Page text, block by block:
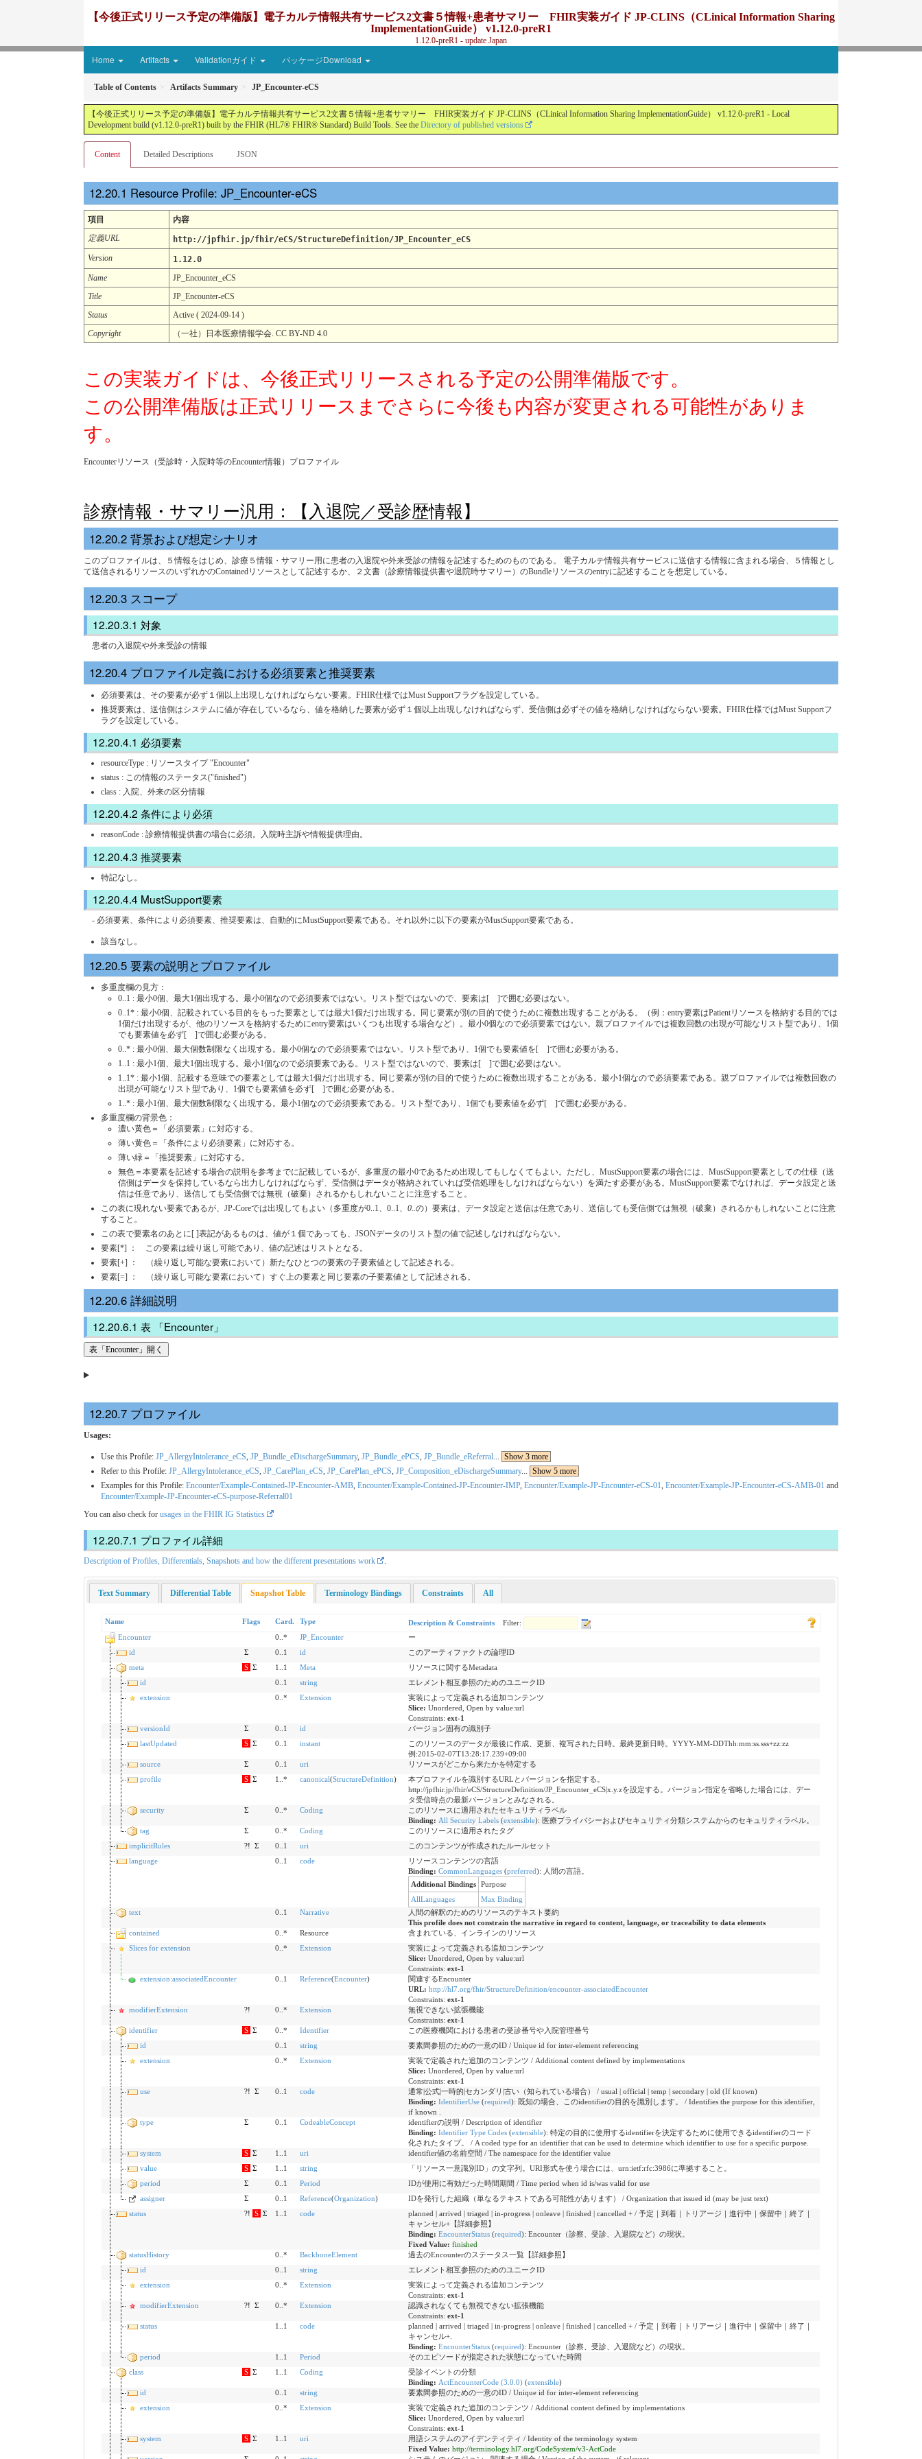
【今後正式リリース予定の準備版】電子カルテ情報共有サービス2文書５情報+患者サマリー FHIR実装ガイド JP-CLINS（CLinical Information Sharing
ImplementationGuide） v1.12.0-preR1
1.12.0-preR1 - update Japan
Home Artifacts Validationガイド パッケージDownload
Table of Contents Artifacts Summary JP_Encounter-eCS
【今後正式リリース予定の準備版】電子カルテ情報共有サービス2文書５情報+患者サマリー FHIR実装ガイド JP-CLINS（CLinical Information Sharing ImplementationGuide） v1.12.0-preR1 - Local
Development build (v1.12.0-preR1) built by the FHIR (HL7® FHIR® Standard) Build Tools. See the Directory of published versions
Content Detailed Descriptions JSON
Resource Profile: JP_Encounter-eCS
項目
内容
定義URL
http://jpfhir.jp/fhir/eCS/StructureDefinition/JP_Encounter_eCS
Version
1.12.0
Name
JP_Encounter_eCS
Title
JP_Encounter-eCS
Status
Active ( 2024-09-14 )
Copyright
（一社）日本医療情報学会. CC BY-ND 4.0
この実装ガイドは、今後正式リリースされる予定の公開準備版です。
この公開準備版は正式リリースまでさらに今後も内容が変更される可能性がありま
す。
Encounterリソース（受診時・入院時等のEncounter情報）プロファイル
診療情報・サマリー汎用：【入退院／受診歴情報】
背景および想定シナリオ
このプロファイルは、５情報をはじめ、診療５情報・サマリー用に患者の入退院や外来受診の情報を記述するためのものである。 電子カルテ情報共有サービスに送信する情報に含まれる場合、５情報とし
て送信されるリソースのいずれかのContainedリソースとして記述するか、２文書（診療情報提供書や退院時サマリー）のBundleリソースのentryに記述することを想定している。
スコープ
対象
患者の入退院や外来受診の情報
プロファイル定義における必須要素と推奨要素
必須要素は、その要素が必ず１個以上出現しなければならない要素。FHIR仕様ではMust Supportフラグを設定している。
推奨要素は、送信側はシステムに値が存在しているなら、値を格納した要素が必ず１個以上出現しなければならず、受信側は必ずその値を格納しなければならない要素。FHIR仕様ではMust Supportフ
ラグを設定している。
必須要素
resourceType : リソースタイプ "Encounter"
status : この情報のステータス("finished")
class : 入院、外来の区分情報
条件により必須
reasonCode : 診療情報提供書の場合に必須。入院時主訴や情報提供理由。
推奨要素
特記なし。
MustSupport要素
- 必須要素、条件により必須要素、推奨要素は、自動的にMustSupport要素である。それ以外に以下の要素がMustSupport要素である。
該当なし。
要素の説明とプロファイル
多重度欄の見方：
0..1 : 最小0個、最大1個出現する。最小0個なので必須要素ではない。リスト型ではないので、要素は[ ]で囲む必要はない。
0..1* : 最小0個、記載されている目的をもった要素としては最大1個だけ出現する。同じ要素が別の目的で使うために複数出現することがある。（例：entry要素はPatientリソースを格納する目的では
1個だけ出現するが、他のリソースを格納するためにentry要素はいくつも出現する場合など）。最小0個なので必須要素ではない。親プロファイルでは複数回数の出現が可能なリスト型であり、1個
でも要素値を必ず[ ]で囲む必要がある。
0..* : 最小0個、最大個数制限なく出現する。最小0個なので必須要素ではない。リスト型であり、1個でも要素値を[ ]で囲む必要がある。
1..1 : 最小1個、最大1個出現する。最小1個なので必須要素である。リスト型ではないので、要素は[ ]で囲む必要はない。
1..1* : 最小1個、記載する意味での要素としては最大1個だけ出現する。同じ要素が別の目的で使うために複数出現することがある。最小1個なので必須要素である。親プロファイルでは複数回数の
出現が可能なリスト型であり、1個でも要素値を必ず[ ]で囲む必要がある。
1..* : 最小1個、最大個数制限なく出現する。最小1個なので必須要素である。リスト型であり、1個でも要素値を必ず[ ]で囲む必要がある。
多重度欄の背景色：
濃い黄色＝「必須要素」に対応する。
薄い黄色＝「条件により必須要素」に対応する。
薄い緑＝「推奨要素」に対応する。
無色＝本要素を記述する場合の説明を参考までに記載しているが、多重度の最小0であるため出現してもしなくてもよい。ただし、MustSupport要素の場合には、MustSupport要素としての仕様（送
信側はデータを保持しているなら出力しなければならず、受信側はデータが格納されていれば受信処理をしなければならない）を満たす必要がある。MustSupport要素でなければ、データ設定と送
信は任意であり、送信しても受信側では無視（破棄）されるかもしれないことに注意すること。
この表に現れない要素であるが、JP-Coreでは出現してもよい（多重度が0..1、0..1、0..の）要素は、データ設定と送信は任意であり、送信しても受信側では無視（破棄）されるかもしれないことに注意
すること。
この表で要素名のあとに[ ]表記があるものは、値が１個であっても、JSONデータのリスト型の値で記述しなければならない。
要素[*] ： この要素は繰り返し可能であり、値の記述はリストとなる。
要素[+] ： （繰り返し可能な要素において）新たなひとつの要素の子要素値として記述される。
要素[=] ： （繰り返し可能な要素において）すぐ上の要素と同じ要素の子要素値として記述される。
詳細説明
表 「Encounter」
表「Encounter」開く
プロファイル
Usages:
Use this Profile: JP_AllergyIntolerance_eCS, JP_Bundle_eDischargeSummary, JP_Bundle_ePCS, JP_Bundle_eReferral... Show 3 more
Refer to this Profile: JP_AllergyIntolerance_eCS, JP_CarePlan_eCS, JP_CarePlan_ePCS, JP_Composition_eDischargeSummary... Show 5 more
Examples for this Profile: Encounter/Example-Contained-JP-Encounter-AMB, Encounter/Example-Contained-JP-Encounter-IMP, Encounter/Example-JP-Encounter-eCS-01, Encounter/Example-JP-Encounter-eCS-AMB-01 and
Encounter/Example-JP-Encounter-eCS-purpose-Referral01
You can also check for usages in the FHIR IG Statistics
プロファイル詳細
Description of Profiles, Differentials, Snapshots and how the different presentations work .
Text Summary Differential Table Snapshot Table Terminology Bindings Constraints All
Name Flags Card. Type Description & Constraints
Filter:
Encounter
0..* JP_Encounter
ー
id
Σ 0..1 id
このアーティファクトの論理ID
meta
S Σ 1..1 Meta
リソースに関するMetadata
id
0..1 string
エレメント相互参照のためのユニークID
extension
0..* Extension
実装によって定義される追加コンテンツ
Slice: Unordered, Open by value:url
Constraints: ext-1
versionId
Σ 0..1 id
バージョン固有の識別子
lastUpdated
S Σ 0..1 instant
このリソースのデータが最後に作成、更新、複写された日時。最終更新日時。YYYY-MM-DDThh:mm:ss.sss+zz:zz
例:2015-02-07T13:28:17.239+09:00
source
Σ 0..1 uri
リソースがどこから来たかを特定する
profile
S Σ 1..* canonical(StructureDefinition)
本プロファイルを識別するURLとバージョンを指定する。
http://jpfhir.jp/fhir/eCS/StructureDefinition/JP_Encounter_eCS|x.y.zを設定する。バージョン指定を省略した場合には、デー
タ受信時点の最新バージョンとみなされる。
security
Σ 0..* Coding
このリソースに適用されたセキュリティラベル
Binding: All Security Labels(extensible): 医療プライバシーおよびセキュリティ分類システムからのセキュリティラベル。
tag
Σ 0..* Coding
このリソースに適用されたタグ
implicitRules
?! Σ 0..1 uri
このコンテンツが作成されたルールセット
language
0..1 code
リソースコンテンツの言語
Binding: CommonLanguages(preferred): 人間の言語。
Additional Bindings
Purpose
AllLanguages
Max Binding
text
0..1 Narrative
人間の解釈のためのリソースのテキスト要約
This profile does not constrain the narrative in regard to content, language, or traceability to data elements
contained
0..* Resource
含まれている、インラインのリソース
Slices for extension
0..* Extension
実装によって定義される追加コンテンツ
Slice: Unordered, Open by value:url
Constraints: ext-1
extension:associatedEncounter
0..1 Reference(Encounter)
関連するEncounter
URL: http://hl7.org/fhir/StructureDefinition/encounter-associatedEncounter
Constraints: ext-1
modifierExtension
?! 0..* Extension
無視できない拡張機能
Constraints: ext-1
identifier
S Σ 0..* Identifier
この医療機関における患者の受診番号や入院管理番号
id
0..1 string
要素間参照のための一意のID / Unique id for inter-element referencing
extension
0..* Extension
実装で定義された追加のコンテンツ / Additional content defined by implementations
Slice: Unordered, Open by value:url
Constraints: ext-1
use
?! Σ 0..1 code
通常|公式|一時的|セカンダリ|古い（知られている場合） / usual | official | temp | secondary | old (If known)
Binding: IdentifierUse(required): 既知の場合、このidentifierの目的を識別します。 / Identifies the purpose for this identifier,
if known .
type
Σ 0..1 CodeableConcept
identifierの説明 / Description of identifier
Binding: Identifier Type Codes(extensible): 特定の目的に使用するidentifierを決定するために使用できるidentifierのコード
化されたタイプ。 / A coded type for an identifier that can be used to determine which identifier to use for a specific purpose.
system
S Σ 1..1 uri
identifier値の名前空間 / The namespace for the identifier value
value
S Σ 1..1 string
「リソース一意識別ID」の文字列。URI形式を使う場合には、urn:ietf:rfc:3986に準拠すること。
period
Σ 0..1 Period
IDが使用に有効だった時間期間 / Time period when id is/was valid for use
assigner
Σ 0..1 Reference(Organization)
IDを発行した組織（単なるテキストである可能性があります） / Organization that issued id (may be just text)
status
?! S Σ 1..1 code
planned | arrived | triaged | in-progress | onleave | finished | cancelled + / 予定｜到着｜トリアージ｜進行中｜保留中｜終了｜
キャンセル+【詳細参照】
Binding: EncounterStatus(required): Encounter（診察、受診、入退院など）の現状。
Fixed Value: finished
statusHistory
0..* BackboneElement
過去のEncounterのステータス一覧【詳細参照】
id
0..1 string
エレメント相互参照のためのユニークID
extension
0..* Extension
実装によって定義される追加コンテンツ
Constraints: ext-1
modifierExtension
?! Σ 0..* Extension
認識されなくても無視できない拡張機能
Constraints: ext-1
status
1..1 code
planned | arrived | triaged | in-progress | onleave | finished | cancelled + / 予定｜到着｜トリアージ｜進行中｜保留中｜終了｜
キャンセル+.
Binding: EncounterStatus(required): Encounter（診察、受診、入退院など）の現状。
period
1..1 Period
そのエピソードが指定された状態になっていた時間
class
S Σ 1..1 Coding
受診イベントの分類
Binding: ActEncounterCode (3.0.0)(extensible)
id
0..1 string
要素間参照のための一意のID / Unique id for inter-element referencing
extension
0..* Extension
実装で定義された追加のコンテンツ / Additional content defined by implementations
Slice: Unordered, Open by value:url
Constraints: ext-1
system
S Σ 1..1 uri
用語システムのアイデンティティ / Identity of the terminology system
Fixed Value: http://terminology.hl7.org/CodeSystem/v3-ActCode